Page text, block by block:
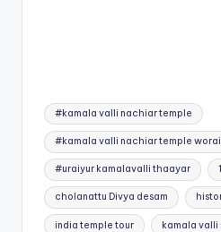
Tags:
#kamala valli nachiar temple
#kamala valli nachiar temple
#uraiyur kamalavalli thaayar
cholanattu Divya desam
india temple tour kamala